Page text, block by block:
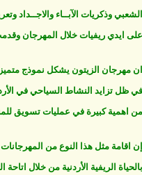
الشعبي وذكريات الآبــاء والاجــداد
على ايدي ريفيات خلال المهرجان
ان مهرجان الزيتون يشكل نموذج
في ظل تزايد النشاط السياحي في
من اهمية كبيرة في عمليات تسويق
إن اقامة مثل هذا النوع من
بالحياة الريفية الأردنية من خلال